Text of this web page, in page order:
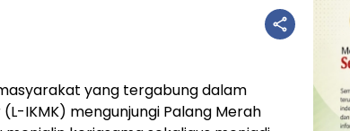
yang tergabung dalam
IKMK) mengunjungi Palang Merah